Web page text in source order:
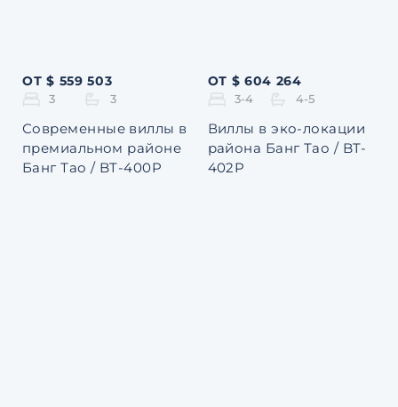
ОТ $ 559 503
3 3
Современные виллы в
премиальном районе
Банг Тао / BT-400P
ОТ $ 604 264
3-4 4-5
Виллы в эко-локации
района Банг Тао / BT-
402P